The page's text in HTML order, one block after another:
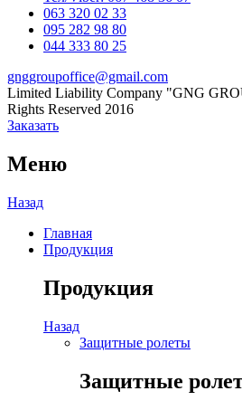
Channel
063 320 02 33
095 282 98 80
044 333 80 25
gnggroupoffice@gmail.com
Limited Liability Company "GNG
Rights Reserved 2016
Заказать
Меню
Назад
Главная
Продукция
Продукция
Назад
Защитные ролеты
Защитные